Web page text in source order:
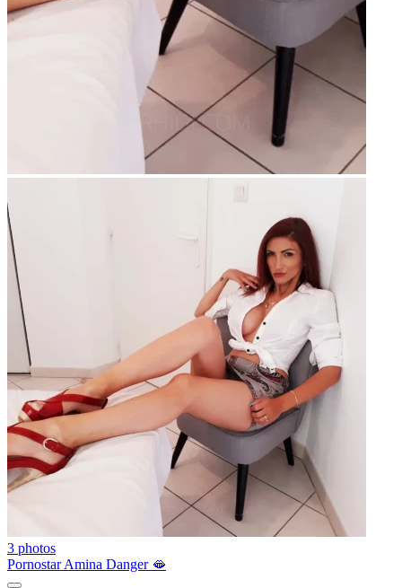
3 photos
Pornostar Amina Danger 🫦